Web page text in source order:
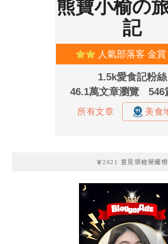
🧚2021 意見領袖榮耀榜